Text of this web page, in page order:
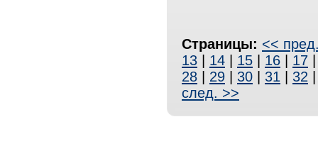
Страницы: <<
13
14 15 16 17
28
29 30 31 32
след. >>